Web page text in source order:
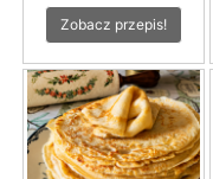
Zobacz przepis!